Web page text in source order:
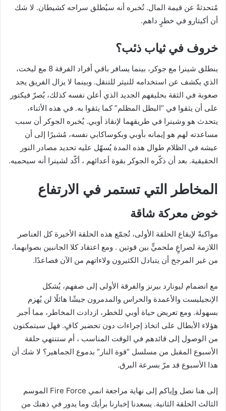
مُتحدثةً عن قيمة المال. تُخبره أنه سيُطلق سراحه كشيطان. لا شك
أن أكيتارو في خطرٍ داهم.
خروف في ثياب ذئب؟
ينطلق شينرا مع جوكر، بينما يسافر باقي أفراد الفرقة 8 مع ليخت،
الذي يكشف عن استخدامه للنيثر للتنقل. وبينما لا يزال الفريق يجد
صعوبة في الثقة بحليفهم الجديد الذي أعلن نفسه كذلك، يُصرّ فيكتور
على أن يثقوا في “البطل المظلم” كما يثقوا به. في هذه الأثناء،
يتحدث هو وشينرا في طريقهما لإنقاذ أوبي. يُخبره الجوكر أن سبب
مساعدته لهم هو إيمانه بأوبي وبكوساكابي نفسه، مُشيرًا إلى أن
عيشه في الظلام طوال هذه المدة يُسهّل عليه تحديد مصادر النور
الحقيقية. بعد أن ذكّره الجوكر بقوة أعدائهم ، أكّد لشينرا أنه سيحميه.
المخاطر التي تستمر في الارتفاع
خوض معركة شاقة
مواكبةً لإيقاع الحلقة الأولى، تُجمّع هذه الحلقة الأخيرة كل العناصر
اللازمة لصراعٍ ملحميٍّ بين قوتين . ومع اعتقاد كلا الجانبين بصوابهما،
من غير المرجح أن يتبادل الكثيرون ولاءاتهم من الآن فصاعدًا.
مع انضمام ليونارد بيرنز والفرقة الأولى إلى صفهم، يُشكل
الإنجيليست والأعمدة والحراس والمدمرون جيشًا هائلًا لن يُهزم
بسهولة. ومع تعريض حياة أوبي للخطر، ازدادت المخاطر، مما أجبر
هؤلاء الأبطال على اتخاذ إجراءات دون تحضير كافٍ. فهل سيتمكنون
من الوصول إلى قائدهم في الوقت المناسب ، أم ستنتهي حلقة
الأسبوع المقبل من مسلسل “قوة النار” بدموع الجماهير؟ لا شك أن
هذا الأسبوع قد مرّ بسرعة البرق.
إلى هنا نصل وإياكم إلى نهاية مراجعة انمي Fire Force الموسم
الثالث الحلقة الثانية. يسعدنا إخبارنا برأيك وما يدور في ذهنك من